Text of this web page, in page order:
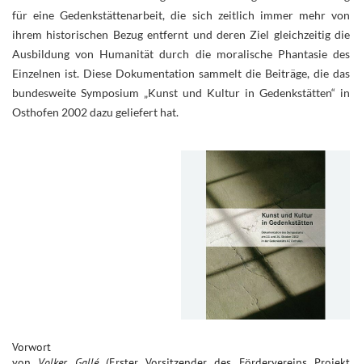
für eine Gedenkstättenarbeit, die sich zeitlich immer mehr von
ihrem historischen Bezug entfernt und deren Ziel gleichzeitig die
Ausbildung von Humanität durch die moralische Phantasie des
Einzelnen ist. Diese Dokumentation sammelt die Beiträge, die das
bundesweite Symposium „Kunst und Kultur in Gedenkstätten“ in
Osthofen 2002 dazu geliefert hat.
Vorwort